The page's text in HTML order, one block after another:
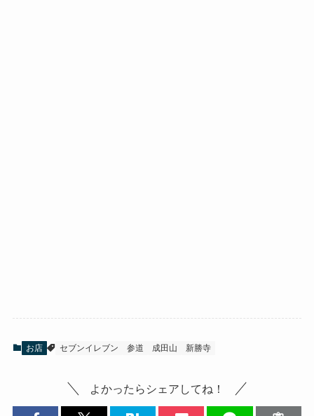
お店 セブンイレブン 参道 成田山 新勝寺
よかったらシェアしてね！